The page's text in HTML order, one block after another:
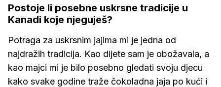
Postoje li posebne uskrsne tradicije u
Kanadi koje njeguješ?
Potraga za uskrsnim jajima mi je jedna od
najdražih tradicija. Kao dijete sam je obožavala, a
kao majci mi je bilo posebno gledati svoju djecu
kako svake godine traže čokoladna jaja po kući i